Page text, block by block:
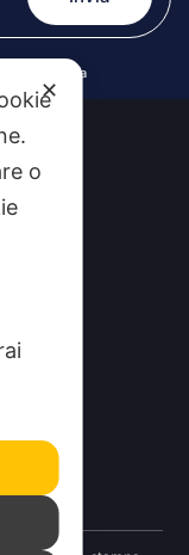
riservatezza
✕
o